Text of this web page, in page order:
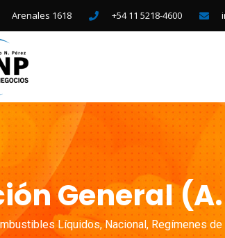
Arenales 1618 +54 11 5218-4600
General
Líquidos,Nacional, Regímenes